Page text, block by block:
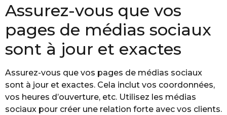
Assurez-vous que vos
pages de médias sociaux
sont à jour et exactes
Assurez-vous que vos pages de médias sociaux
sont à jour et exactes. Cela inclut vos coordonnées,
vos heures d’ouverture, etc. Utilisez les médias
sociaux pour créer une relation forte avec vos clients.